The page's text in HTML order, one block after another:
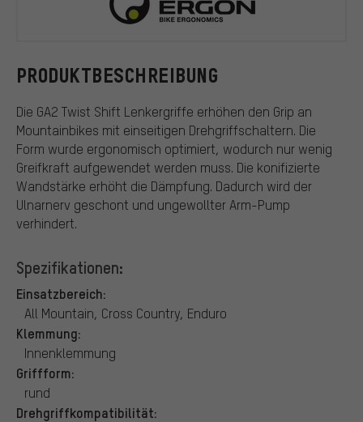
PRODUKTBESCHREIBUNG
Die GA2 Twist Shift Lenkergriffe erhöhen den Grip an
Mountainbikes mit einseitigen Drehgriffschaltern. Die
Form wurde ergonomisch optimiert, wodurch nur wenig
Greifkraft aufgewendet werden muss. Die konifizierte
Wandstärke erhöht die Dämpfung. Dadurch wird der
Ulnarnerv geschont und ungewollter Arm-Pump
verhindert.
Spezifikationen:
Einsatzbereich:
All Mountain, Cross Country, Enduro
Klemmung:
Innenklemmung
Griffform:
rund
Drehgriffkompatibilität:
Ergon